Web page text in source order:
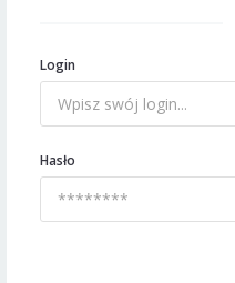
Login
Hasło